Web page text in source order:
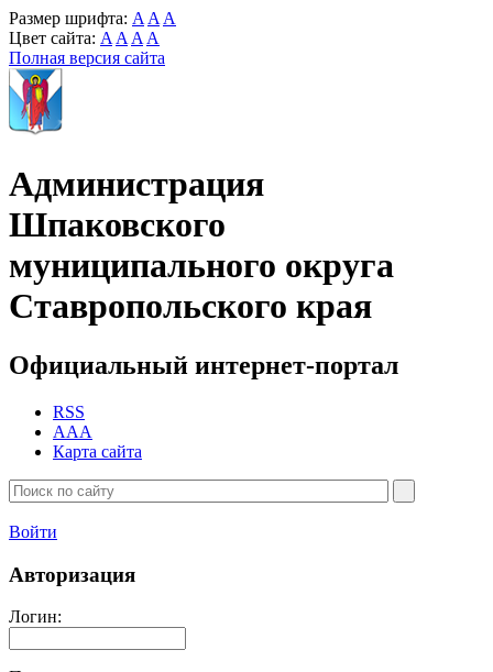
Размер шрифта: A A A
Цвет сайта: A A A A
Полная версия сайта
Администрация
Шпаковского
муниципального округа
Ставропольского края
Официальный интернет-портал
RSS
AAA
Карта сайта
Войти
Авторизация
Логин: